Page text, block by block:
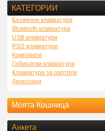
КАТЕГОРИИ
Безжични клавиатури
Bluetooth клавиатури
USB клавиатури
PS/2 клавиатури
Комплекти
Геймърски клавиатури
Клавиатури за лаптопи
Аксесоари
Моята Кошница
Анкета